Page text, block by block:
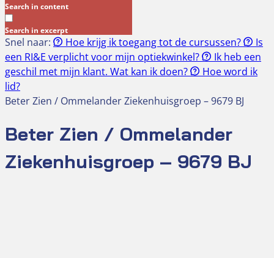
Search in content
Search in excerpt
Snel naar: Hoe krijg ik toegang tot de cursussen?
Is
een RI&E verplicht voor mijn optiekwinkel?
Ik heb een
geschil met mijn klant. Wat kan ik doen?
Hoe word ik
lid?
Beter Zien / Ommelander Ziekenhuisgroep – 9679 BJ
Beter Zien / Ommelander
Ziekenhuisgroep – 9679 BJ